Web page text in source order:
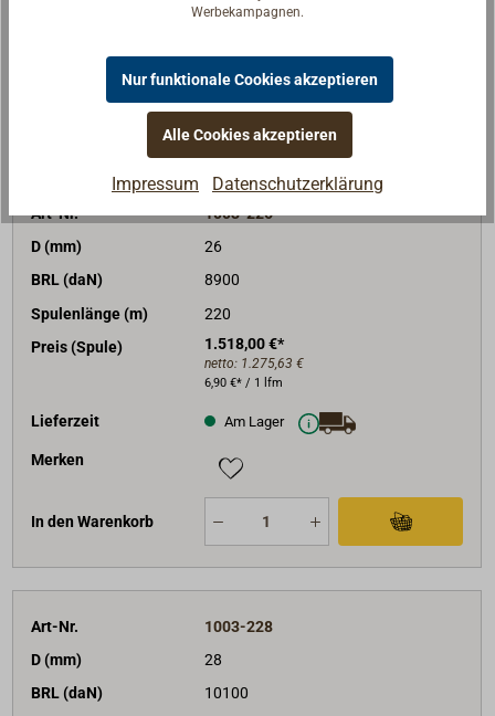
Am Lager
In den Warenkorb
Art-Nr.
1003-226
D (mm)
26
BRL (daN)
8900
Spulenlänge (m)
220
Preis (Spule)
1.518,00 €*
netto: 1.275,63 €
6,90 €* / 1 lfm
Lieferzeit Am Lager
Merken
In den Warenkorb
Art-Nr.
1003-228
D (mm)
28
BRL (daN)
10100
Werbekampagnen.
Nur funktionale Cookies akzeptieren
Alle Cookies akzeptieren
Impressum Datenschutzerklärung